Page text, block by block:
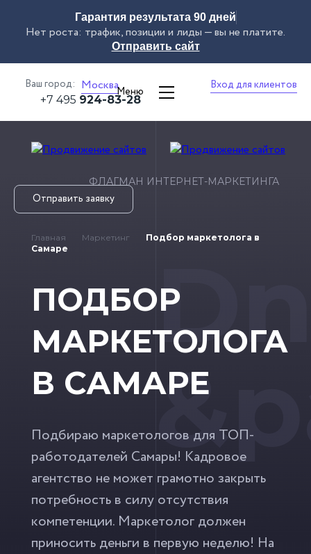
Гарантия результата 90 дней
Нет роста: трафик, позиции и лиды — вы не платите.
Отправить сайт
Ваш город: МоскваМеню
Вход для клиентов
+7 495 924-83-28
ФЛАГМАН ИНТЕРНЕТ-МАРКЕТИНГА
Отправить заявку
Главная Маркетинг Подбор маркетолога в
Самаре
ПОДБОР
МАРКЕТОЛОГА
В САМАРЕ
Подбираю маркетологов для ТОП-
работодателей Самары! Кадровое
агентство не может грамотно закрыть
потребность в силу отсутствия
компетенции. Маркетолог должен
приносить деньги в первую неделю! На